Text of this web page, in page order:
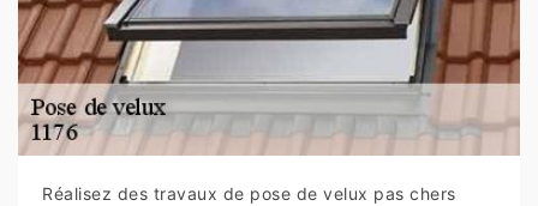
Réalisez des travaux de pose de velux pas chers